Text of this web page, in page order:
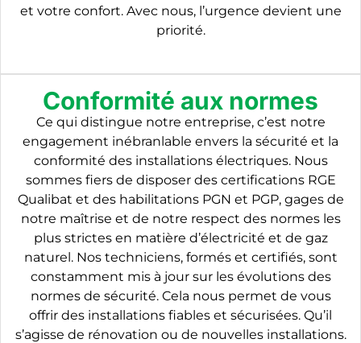
et votre confort. Avec nous, l’urgence devient une
priorité.
Conformité aux normes
Ce qui distingue notre entreprise, c’est notre
engagement inébranlable envers la sécurité et la
conformité des installations électriques. Nous
sommes fiers de disposer des certifications RGE
Qualibat et des habilitations PGN et PGP, gages de
notre maîtrise et de notre respect des normes les
plus strictes en matière d’électricité et de gaz
naturel. Nos techniciens, formés et certifiés, sont
constamment mis à jour sur les évolutions des
normes de sécurité. Cela nous permet de vous
offrir des installations fiables et sécurisées. Qu’il
s’agisse de rénovation ou de nouvelles installations.